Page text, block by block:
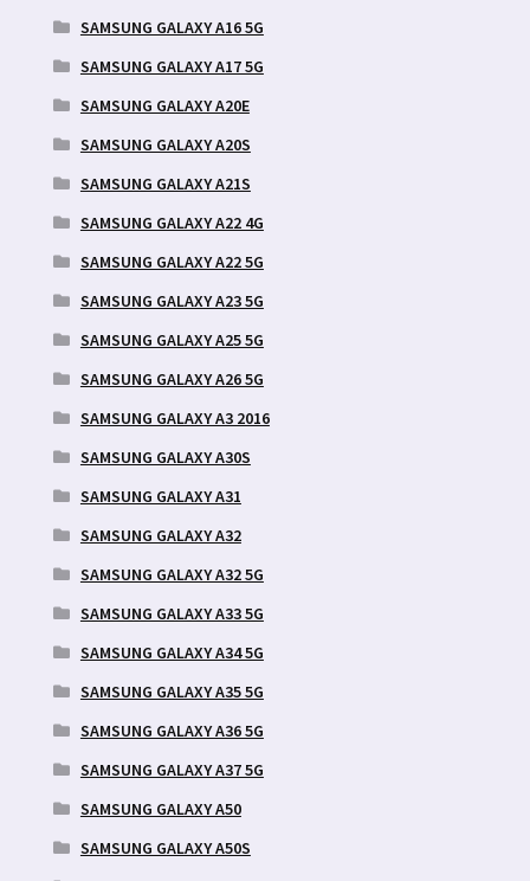
SAMSUNG GALAXY A16 5G
SAMSUNG GALAXY A17 5G
SAMSUNG GALAXY A20E
SAMSUNG GALAXY A20S
SAMSUNG GALAXY A21S
SAMSUNG GALAXY A22 4G
SAMSUNG GALAXY A22 5G
SAMSUNG GALAXY A23 5G
SAMSUNG GALAXY A25 5G
SAMSUNG GALAXY A26 5G
SAMSUNG GALAXY A3 2016
SAMSUNG GALAXY A30S
SAMSUNG GALAXY A31
SAMSUNG GALAXY A32
SAMSUNG GALAXY A32 5G
SAMSUNG GALAXY A33 5G
SAMSUNG GALAXY A34 5G
SAMSUNG GALAXY A35 5G
SAMSUNG GALAXY A36 5G
SAMSUNG GALAXY A37 5G
SAMSUNG GALAXY A50
SAMSUNG GALAXY A50S